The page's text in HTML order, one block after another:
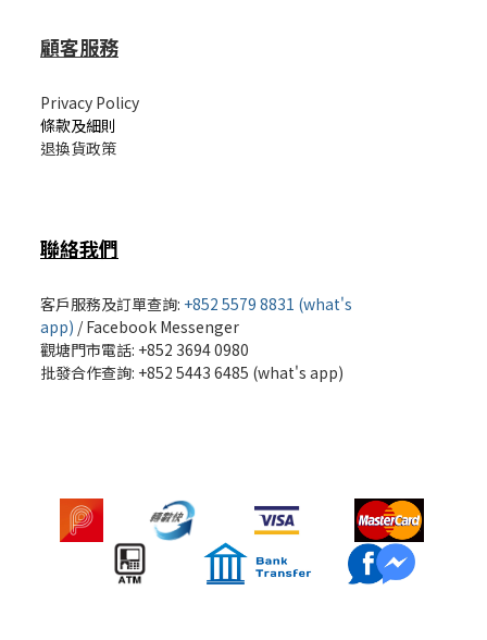
顧客服務
Privacy Policy
條款及細則
退換貨政策
聯絡我們
客戶服務及訂單查詢: +852 5579 8831 (what's
app) /Facebook Messenger
觀塘門市電話: +852 3694 0980
批發合作查詢: +852 5443 6485 (what's app)